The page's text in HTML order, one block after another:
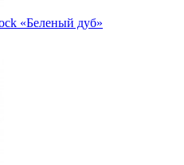
«Беленый дуб»